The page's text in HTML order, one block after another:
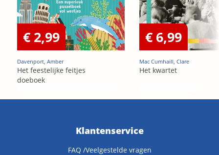
€ 2,99
Davenport, Amber
Het feestelijke feitjes
doeboek
€ 6,99
Mac Cumhaill, Clare
Het kwartet
Klantenservice
FAQ /Veelgestelde vragen